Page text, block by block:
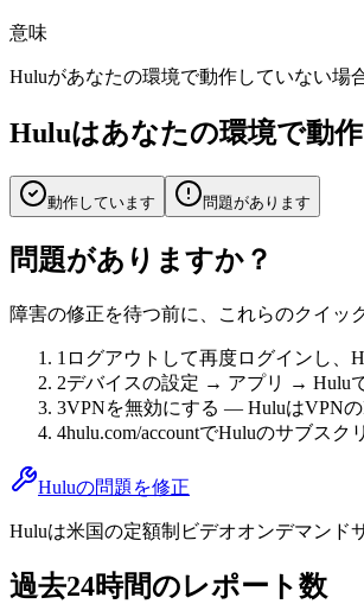
意味
Huluがあなたの環境で動作していない場
Huluはあなたの環境で動
動作しています 問題があります
問題がありますか？
障害の修正を待つ前に、これらのクイッ
1 ログアウトして再度ログインし、
2デバイスの設定 → アプリ → Hulu
3VPNを無効にする — HuluはVPN
4hulu.com/accountでHuluのサブス
Huluの問題を修正
Huluは米国の定額制ビデオオンデマンド
過去24時間のレポート数